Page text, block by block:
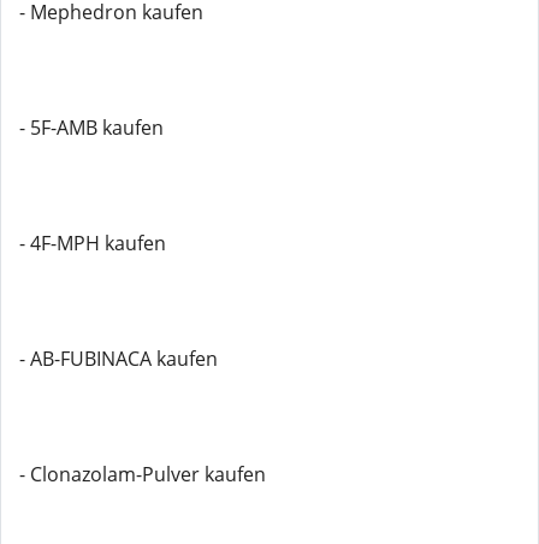
- Mephedron kaufen
- 5F-AMB kaufen
- 4F-MPH kaufen
- AB-FUBINACA kaufen
- Clonazolam-Pulver kaufen